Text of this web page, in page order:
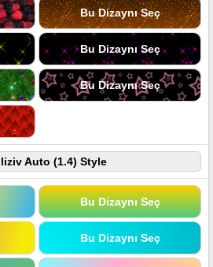
Bu Dizaynı Seç
Bu Dizaynı Seç
Bu Dizaynı Seç
Auto (1.4) Style
Bu Dizaynı Seç
Bu Dizaynı Seç